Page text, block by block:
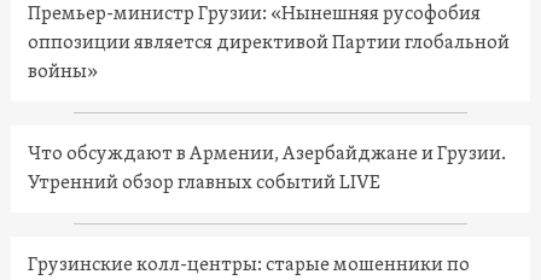
Премьер-министр Грузии: «Нынешняя русофобия
оппозиции является директивой Партии глобальной
войны»
Что обсуждают в Армении, Азербайджане и Грузии.
Утренний обзор главных событий LIVE
Грузинские колл-центры: старые мошенники по